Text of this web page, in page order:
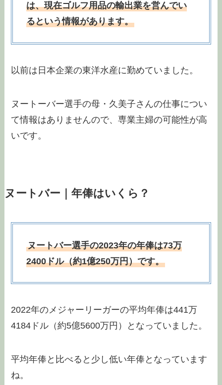
は、現在ゴルフ用品の輸出業を営んでい
るという情報があります。
以前は日本企業の東洋水産に勤めていました。
ヌートーバー選手の母・久美子さんの仕事につい
て情報はありませんので、専業主婦の可能性が高
いです。
ヌートバー｜年俸はいくら？
ヌートバー選手の2023年の年俸は73万
2400ドル（約1億250万円）です。
2022年のメジャーリーガーの平均年俸は441万
4184ドル（約5億5600万円）となっていました。
平均年俸と比べると少し低い年俸となっています
ね。